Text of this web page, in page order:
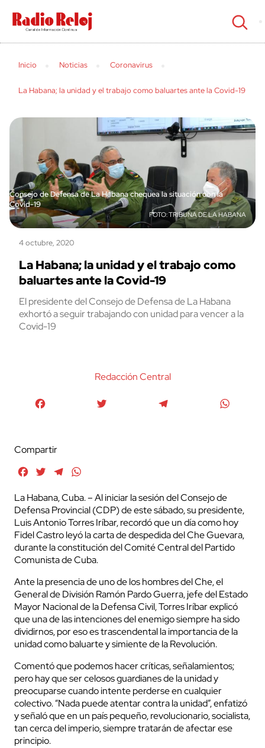
cerrar
Inicio Noticias Coronavirus
La Habana; la unidad y el trabajo como baluartes ante la Covid-19
Consejo de Defensa de La Habana chequea la situación con la
Covid-19
TRIBUNA DE LA HABANA
4 octubre, 2020
La Habana; la unidad y el trabajo como
baluartes ante la Covid-19
El presidente del Consejo de Defensa de La Habana
exhortó a seguir trabajando con unidad para vencer a la
Covid-19
Redacción Central
Compartir
FacebookTwitterTelegram
La Habana, Cuba. – Al iniciar la sesión del Consejo de
Defensa Provincial (CDP) de este sábado, su presidente,
Luis Antonio Torres Iríbar, recordó que un día como hoy
Fidel Castro leyó la carta de despedida del Che Guevara,
durante la constitución del Comité Central del Partido
Comunista de Cuba.
Ante la presencia de uno de los hombres del Che, el
General de División Ramón Pardo Guerra, jefe del Estado
Mayor Nacional de la Defensa Civil, Torres Iríbar explicó
que una de las intenciones del enemigo siempre ha sido
dividirnos, por eso es trascendental la importancia de la
unidad como baluarte y simiente de la Revolución.
Comentó que podemos hacer críticas, señalamientos;
pero hay que ser celosos guardianes de la unidad y
preocuparse cuando intente perderse en cualquier
colectivo. “Nada puede atentar contra la unidad”, enfatizó
y señaló que en un país pequeño, revolucionario, socialista,
tan cerca del imperio, siempre tratarán de afectar ese
principio.